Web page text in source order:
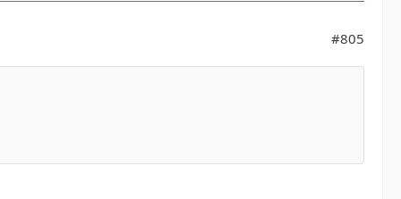
#805